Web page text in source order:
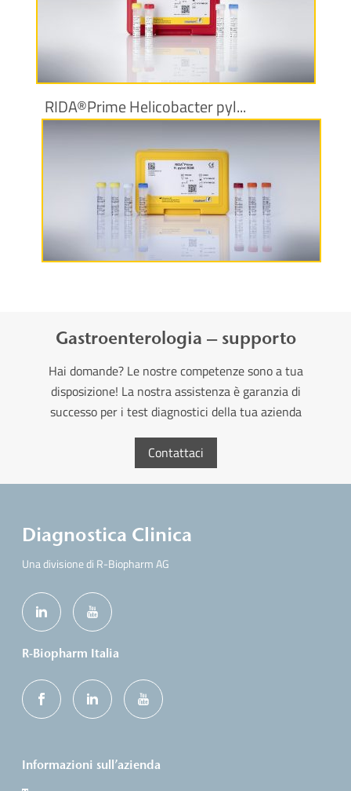
Maggiori informazioni
RIDA®Prime Helicobacter pyl...
Maggiori informazioni
Gastroenterologia – supporto
Hai domande? Le nostre competenze sono a tua
disposizione! La nostra assistenza è garanzia di
successo per i test diagnostici della tua azienda
Contattaci
Diagnostica Clinica
Una divisione di R-Biopharm AG
R-Biopharm Italia
Informazioni sull’azienda